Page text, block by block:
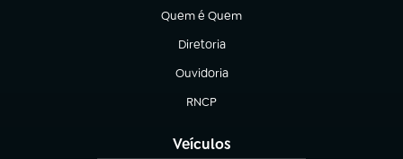
Quem é Quem
(abre em nova aba)
Diretoria
(abre em nova aba)
Ouvidoria
(abre em nova aba)
RNCP
(abre em nova aba)
Veículos